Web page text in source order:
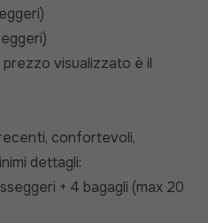
visualizzato è il
confortevoli,
dettagli:
+ 4 bagagli (max 20